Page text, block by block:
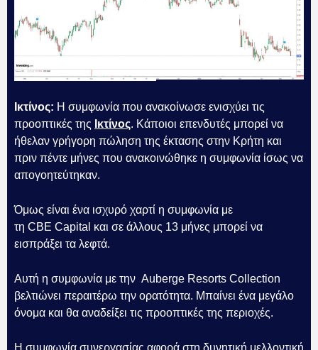
Ικτίνος: Η συμφωνία που ανακοίνωσε ενισχύει τις
προοπτικές της Ικτίνος. Κάποιοι επενδυτές μπορεί να
ήθελαν γρήγορη πώληση της έκτασης στην Κρήτη και
πριν πέντε μήνες που ανακοινώθηκε η συμφωνία ίσως να
απογοητεύτηκαν.
Όμως είναι ένα ισχυρό χαρτί η συμφωνία με
τη CBE Capital και σε άλλους 13 μήνες μπορεί να
εισπράξει τα λεφτά.
Αυτή η συμφωνία με την Auberge Resorts Collection
βελτιώνει περαιτέρω την ορατότητα. Μπαίνει ένα μεγάλο
όνομα και θα αναδείξει τις προοπτικές της περιοχές.
Η συμφωνία συνεργασίας αφορά στη δυνητική μελλοντική